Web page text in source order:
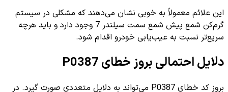
این علائم معمولاً به خوبی نشان می‌دهند که مشکلی در سیستم
گرم‌کن شمع پیش شمع سمت سیلندر 7 وجود دارد و باید هرچه
سریع‌تر نسبت به عیب‌یابی خودرو اقدام شود.
دلایل احتمالی بروز خطای P0387
بروز کد خطای P0387 می‌تواند به دلایل متعددی صورت گیرد. در